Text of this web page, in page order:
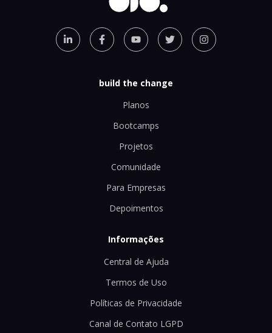
build the change
Planos
Bootcamps
Projetos
Comunidade
Para Empresas
Depoimentos
Informações
Central de Ajuda
Termos de Uso
Políticas de Privacidade
Canal de Contato LGPD